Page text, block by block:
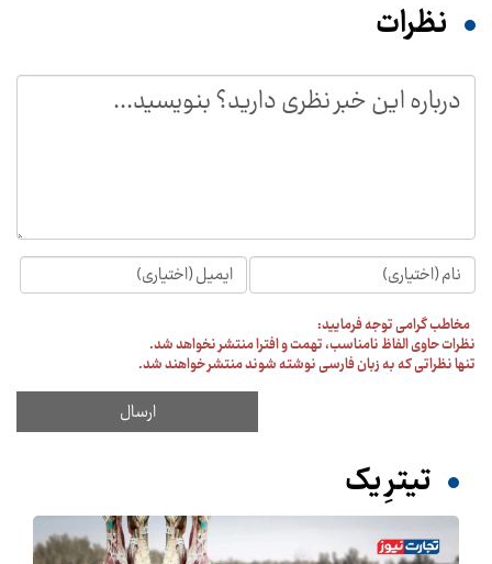
نظرات
مخاطب گرامی توجه فرمایید:
نظرات حاوی الفاظ نامناسب، تهمت و افترا منتشر نخواهد شد.
تنها نظراتی که به زبان فارسی نوشته شوند منتشر خواهند شد.
تیترِ یک